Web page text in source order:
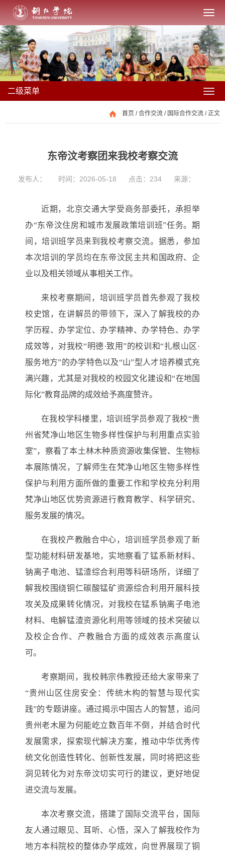
二级菜单
首页 /合作交流 / 国际合作交流 / 正文
东帝汶考察团来我校考察交流
发布人： 时间：2026-05-18 点击： 234 来源：
近期，北京交通大学受商务部委托，承担举
办“东帝汶住房和城市发展政策培训班”任务。期
间，培训班学员来到我校考察交流。据悉，参加
本次培训的学员均在东帝汶民主共和国政府、企
业以及相关领域从事相关工作。
来校考察期间，培训班学员首先参观了我校
校史馆，在讲解员的带领下，深入了解我校的办
学历程、办学定位、办学精神、办学特色、办学
成效等，对我校“明德·致用”的校训和“扎根山区·
服务地方”的办学特色以及“山”型人才培养模式充
满兴趣，尤其是对我校的校园文化建设和“在地国
际化”教育品牌的成效给予高度赞许。
在我校学科楼里，培训班学员参观了我校“贵
州省梵净山地区生物多样性保护与利用重点实验
室”，察看了本土林木种质资源收集保管、生物标
本展陈情况，了解师生在梵净山地区生物多样性
保护与利用方面所做的重要工作和学校充分利用
梵净山地区优势资源进行教育教学、科学研究、
服务发展的情况。
在我校产教融合中心，培训班学员参观了新
型功能材料研发基地，实地察看了锰系新材料、
钠离子电池、锰渣综合利用等科研场所，详细了
解我校围绕铜仁碳酸锰矿资源综合利用开展科技
攻关及成果转化情况，对我校在锰系钠离子电池
材料、电解锰渣资源化利用等领域的技术突破以
及校企合作、产教融合方面的成效表示高度认
可。
考察期间，我校韩宗伟教授还给大家带来了
“贵州山区住房安全：传统木构的智慧与现代实
践”的专题讲座。通过揭示中国古人的智慧，追问
贵州老木屋为何能屹立数百年不倒，并结合时代
发展需求，探索现代解决方案，推动中华优秀传
统文化创造性转化、创新性发展，同时将把这些
洞见转化为对东帝汶切实可行的建议，更好地促
进交流与发展。
本次考察交流，搭建了国际交流平台，国际
友人通过眼见、耳听、心悟，深入了解我校作为
地方本科院校的整体办学成效，向世界展现了铜